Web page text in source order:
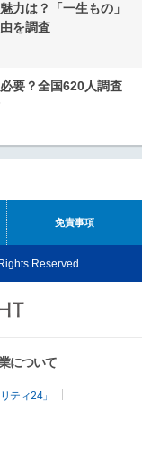
力は？「一生もの」
を調査
要？全国620人調査
免責事項
Reserved.
について
ティ24」